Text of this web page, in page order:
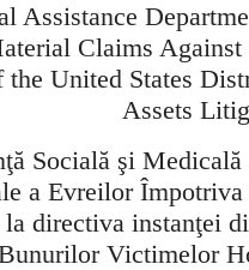
Assistance
Claims
United States
Assets
Socială şi
a Evreilor
directiva instanţei
Victimelor